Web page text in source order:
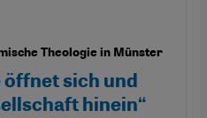
Theologie in Münster
öffnet sich und
hinein“